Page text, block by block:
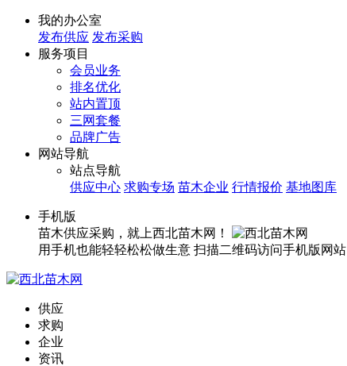
我的办公室
发布供应 发布采购
服务项目
会员业务
排名优化
站内置顶
三网套餐
品牌广告
网站导航
站点导航
供应中心 求购专场 苗木企业 行情报价 基地图库
手机版
苗木供应采购，就上西北苗木网！
用手机也能轻轻松松做生意 扫描二维码访问手机版网站
供应
求购
企业
资讯